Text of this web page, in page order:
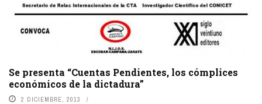
Se presenta “Cuentas Pendientes, los cómplices
económicos de la dictadura”
2 DICIEMBRE, 2013